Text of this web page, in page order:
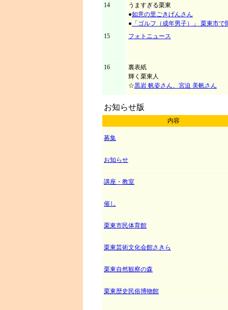
14
うますぎる栗東
●如意の里ごきげんさん
● 「ゴルフ（成年男子）」 栗東市で
15
フォトニュース
16
裏表紙
輝く栗東人
☆黒岩 帆姿さん、宮迫 美帆さん
お知らせ版
内容
募集
お知らせ
講座・教室
催し
栗東市民体育館
栗東芸術文化会館さきら
栗東自然観察の森
栗東歴史民俗博物館